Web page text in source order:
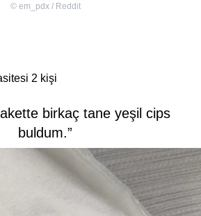
© em_pdx / Reddit
2 kişi
birkaç tane yeşil cips
buldum.”